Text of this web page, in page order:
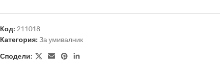
Код: 211018
Категория: За умивалник
Сподели: